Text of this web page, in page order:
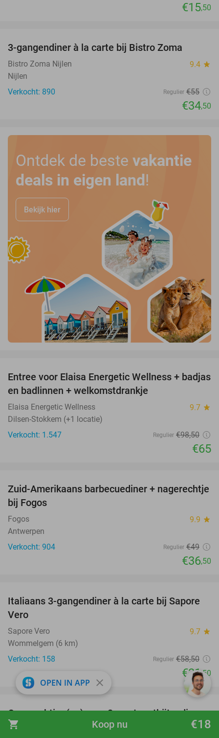
shopping_cart €18
Koop nu
€15,50
3-gangendiner à la carte bij Bistro Zoma
Bistro Zoma Nijlen 9.4 star
Nijlen
Verkocht: 890
Regulier €55
€34,50
Ontdek de beste vakantie
deals in eigen land!
Bekijk hier
34%
Entree voor Elaisa Energetic Wellness + badjas
en badlinnen + welkomstdrankje
Elaisa Energetic Wellness 9.7 star
Dilsen-Stokkem (+1 locatie)
Verkocht: 1.547
Regulier €98,50
€65
26%
Zuid-Amerikaans barbecuediner + nagerechtje
bij Fogos
Fogos 9.9 star
Antwerpen
Verkocht: 904
Regulier €49
€36,50
46%
Italiaans 3-gangendiner à la carte bij Sapore
Vero
Sapore Vero 9.7 star
Wommelgem (6 km)
Verkocht: 158
Regulier €58,50
€31,50
29%
favorite_border
Overnachting(en) voor 2 + evt. ontbijt + diner +
vlak bij Den Bosch
OPEN IN APP close